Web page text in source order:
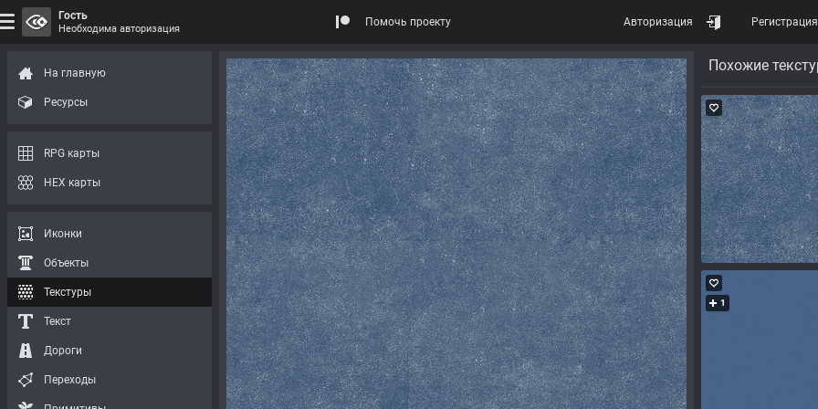
Похожие
1
На главную
Ресурсы
RPG карты
HEX карты
Иконки
Объекты
Текстуры
Текст
Дороги
Переходы
Гость
Необходима авторизация
Помочь проекту Авторизация Регистрация